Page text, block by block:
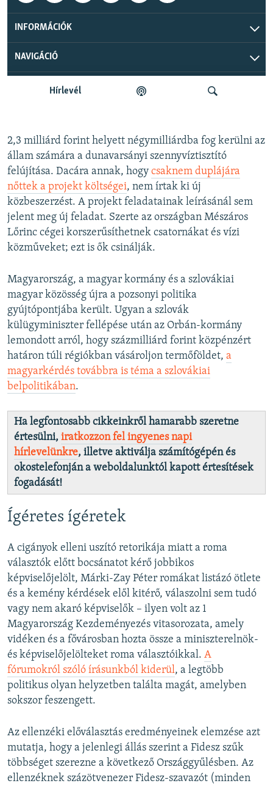
2,3 milliárd forint helyett négymilliárdba fog kerülni az
állam számára a dunavarsányi szennyvíztisztító
felújítása. Dacára annak, hogy csaknem duplájára
nőttek a projekt költségei, nem írtak ki új
közbeszerzést. A projekt feladatainak leírásánál sem
jelent meg új feladat. Szerte az országban Mészáros
Lőrinc cégei korszerűsíthetnek csatornákat és vízi
közműveket; ezt is ők csinálják.
Magyarország, a magyar kormány és a szlovákiai
magyar közösség újra a pozsonyi politika
gyújtópontjába került. Ugyan a szlovák
külügyminiszter fellépése után az Orbán-kormány
lemondott arról, hogy százmilliárd forint közpénzért
határon túli régiókban vásároljon termőföldet, a
magyarkérdés továbbra is téma a szlovákiai
belpolitikában.
Ha legfontosabb cikkeinkről hamarabb szeretne
értesülni, iratkozzon fel ingyenes napi
hírlevelünkre, illetve aktiválja számítógépén és
okostelefonján a weboldalunktól kapott értesítések
fogadását!
Ígéretes ígéretek
A cigányok elleni uszító retorikája miatt a roma
választók előtt bocsánatot kérő jobbikos
képviselőjelölt, Márki-Zay Péter romákat listázó ötlete
és a kemény kérdések elől kitérő, válaszolni sem tudó
vagy nem akaró képviselők – ilyen volt az 1
Magyarország Kezdeményezés vitasorozata, amely
vidéken és a fővárosban hozta össze a miniszterelnök-
és képviselőjelölteket roma választóikkal. A
fórumokról szóló írásunkból kiderül, a legtöbb
politikus olyan helyzetben találta magát, amelyben
sokszor feszengett.
Az ellenzéki előválasztás eredményeinek elemzése azt
mutatja, hogy a jelenlegi állás szerint a Fidesz szűk
többséget szerezne a következő Országgyűlésben. Az
ellenzéknek százötvenezer Fidesz-szavazót (minden